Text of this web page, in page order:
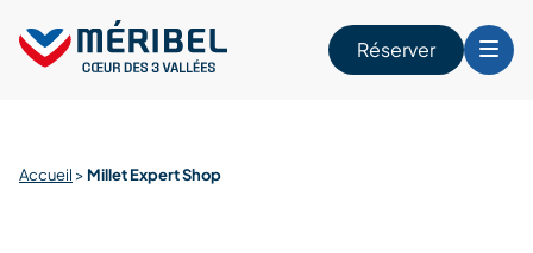
content
Réserver
Accueil > Millet Expert Shop